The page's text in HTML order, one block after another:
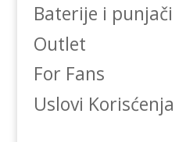
Baterije i punjači
Outlet
For Fans
Uslovi Korisćenja